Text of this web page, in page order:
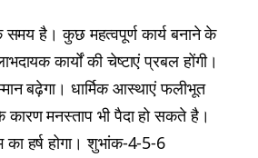
है। कुछ महत्वपूर्ण कार्य बनाने के
कार्यों की चेष्टाएं प्रबल होंगी।
बढ़ेगा। धार्मिक आस्थाएं फलीभूत
कारण मनस्ताप भी पैदा हो सकते है।
हर्ष होगा। शुभांक-4-5-6